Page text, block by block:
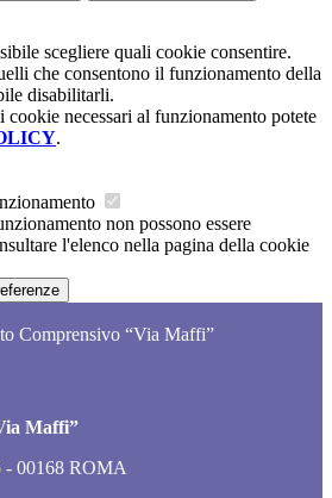
scegliere quali cookie consentire.
che consentono il funzionamento della
disabilitarli.
cookie necessari al funzionamento potete
.
non possono essere
l'elenco nella pagina della cookie
Comprensivo “Via Maffi”
Maffi”
- 00168 ROMA